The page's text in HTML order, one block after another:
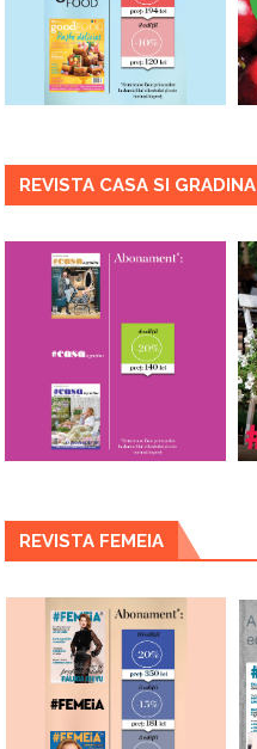
REVISTA CASA SI GRADINA
REVISTA FEMEIA